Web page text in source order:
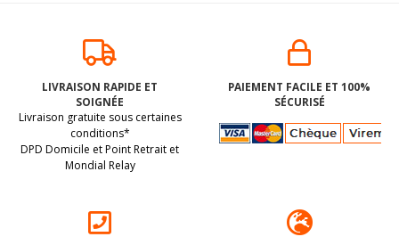
LIVRAISON RAPIDE ET
SOIGNÉE
Livraison gratuite sous certaines
conditions*
DPD Domicile et Point Retrait et
Mondial Relay
PAIEMENT FACILE ET 100%
SÉCURISÉ